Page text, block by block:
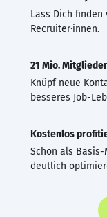
Lass Dich finden
Recruiter·innen.
21 Mio. Mitglieder
Knüpf neue
besseres Job-
Kostenlos
Schon als Basis-
deutlich